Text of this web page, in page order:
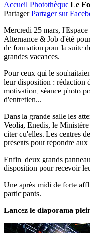
Accueil Photothèque Le
Partager Partager sur
Mercredi 25 mars,
Alternance & Job d'été
de formation pour la suite
grandes vacances.
Pour ceux qui le
leur disposition : rédaction
motivation, séance photo
d'entretien...
Dans la grande salle les
Veolia, Enedis, le
citer qu'elles. Les centres
présents pour répondre
Enfin, deux grands
disposition pour recevoir
Une après-midi de forte
participants.
Lancez le diaporama